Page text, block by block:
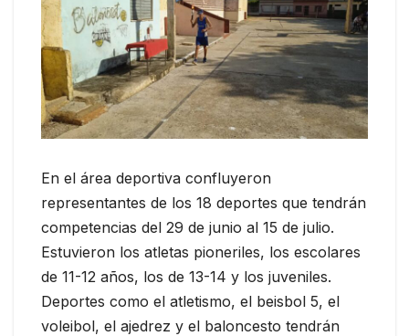
En el área deportiva confluyeron
representantes de los 18 deportes que tendrán
competencias del 29 de junio al 15 de julio.
Estuvieron los atletas pioneriles, los escolares
de 11-12 años, los de 13-14 y los juveniles.
Deportes como el atletismo, el beisbol 5, el
voleibol, el ajedrez y el baloncesto tendrán